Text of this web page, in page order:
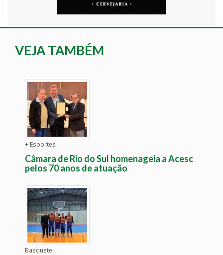
VEJA TAMBÉM
+ Esportes
Câmara de Rio do Sul homenageia a Acesc
pelos 70 anos de atuação
Basquete